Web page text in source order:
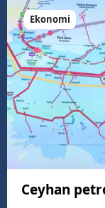
Ekonomi
Ceyhan